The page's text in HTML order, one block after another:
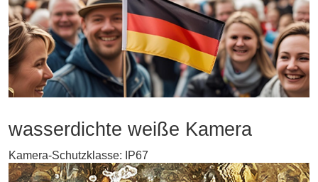
wasserdichte weiße Kamera
Kamera-Schutzklasse: IP67